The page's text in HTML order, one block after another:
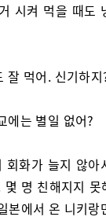
시켜 먹을 때도
잘 먹어. 신기하지
에는 별일 없어?
화가 늘지 않아
명 친해지지 못
본에서 온 니키랑